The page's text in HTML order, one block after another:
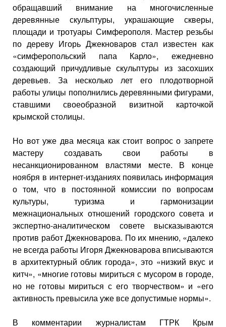
обращавший внимание на многочисленные
деревянные скульптуры, украшающие скверы,
площади и тротуары Симферополя. Мастер резьбы
по дереву Игорь Джекноваров стал известен как
«симферопольский папа Карло», ежедневно
создающий причудливые скульптуры из засохших
деревьев. За несколько лет его плодотворной
работы улицы пополнились деревянными фигурами,
ставшими своеобразной визитной карточкой
крымской столицы.
Но вот уже два месяца как стоит вопрос о запрете
мастеру создавать свои работы в
несанкционированном властями месте. В конце
ноября в интернет-изданиях появилась информация
о том, что в постоянной комиссии по вопросам
культуры, туризма и гармонизации
межнациональных отношений городского совета и
экспертно-аналитическом совете высказываются
против работ Джекноварова. По их мнению, «далеко
не всегда работы Игоря Джекноварова вписываются
в архитектурный облик города», это «низкий вкус и
китч», «многие готовы мириться с мусором в городе,
но не готовы мириться с его творчеством» и «его
активность превысила уже все допустимые нормы».
В комментарии журналистам ГТРК Крым